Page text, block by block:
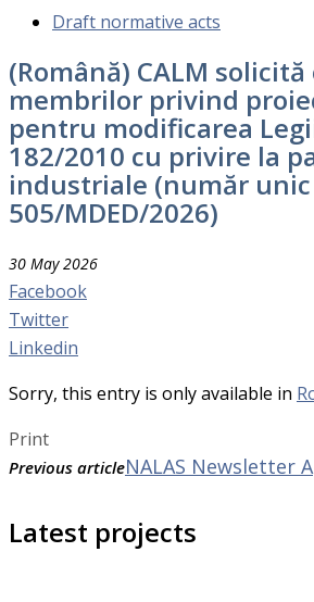
Draft normative acts
(Română) CALM
membrilor privind
pentru modificarea
182/2010 cu privire la
industriale (număr unic
505/MDED/2026)
30 May 2026
Facebook
Twitter
Linkedin
Sorry, this entry is only available in
Print
Previous articleNALAS Newsletter
Latest projects